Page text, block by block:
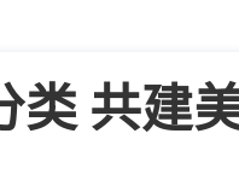
类 共建